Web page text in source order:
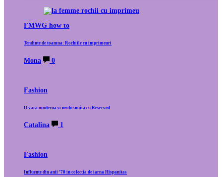
FMWG how to
Tendinte de toamna: Rochiile cu imprimeuri
Mona 0
Fashion
O vara moderna si neobisnuita cu Reserved
Catalina 1
Fashion
Influente din anii ’70 in colectia de iarna Hispanitas